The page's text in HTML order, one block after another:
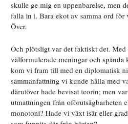
skulle ge mig en uppenbarelse, men
falla in i. Bara ekot av samma ord för
Över.
Och plötsligt var det faktiskt det.
välformulerade meningar och
kom vi fram till med en diplomatisk
sammanfattning vi kunde hålla med
därutöver hade bevisat teorin; men
utmattningen från oförutsägbarheten
monotoni? Hade vi växt isär eller